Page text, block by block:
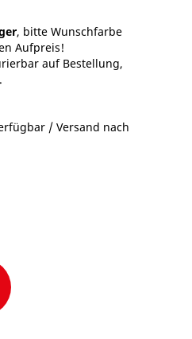
, bitte Wunschfarbe
Aufpreis!
auf Bestellung,
/ Versand nach